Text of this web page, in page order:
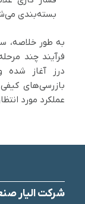
بسته‌بندی
به طور خلاصه،
فرآیند چند
درز آغاز شده
بازرسی‌های
عملکرد مورد
شرکت الیار